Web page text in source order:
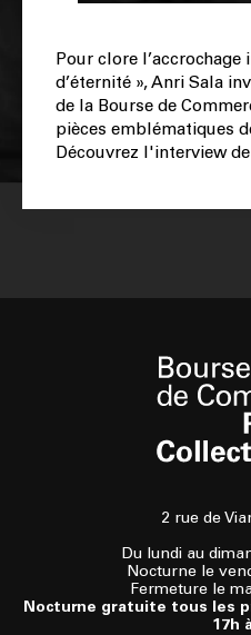
Pour clore
d’éternité », Anri Sala
de la Bourse de
pièces emblématiques
Découvrez l'interview
2 rue de
Du lundi au
Nocturne le
Fermeture le
Nocturne gratuite tous les
17h